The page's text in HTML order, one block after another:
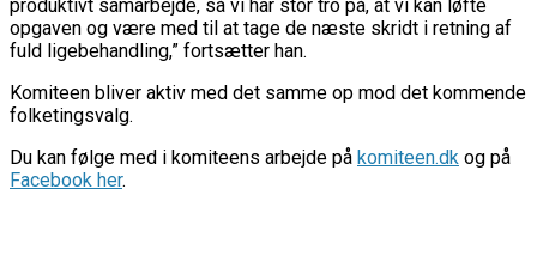
produktivt samarbejde, så vi har stor tro på, at vi kan løfte
opgaven og være med til at tage de næste skridt i retning af
fuld ligebehandling,” fortsætter han.
Komiteen bliver aktiv med det samme op mod det kommende
folketingsvalg.
Du kan følge med i komiteens arbejde på komiteen.dk og på
Facebook her.